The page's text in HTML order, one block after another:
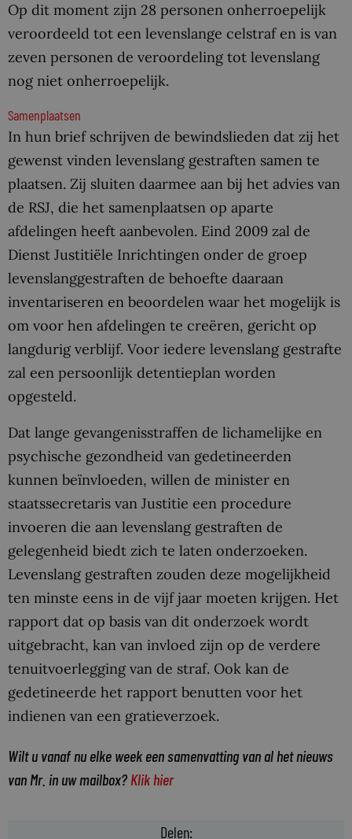
Op dit moment zijn 28 personen onherroepelijk
veroordeeld tot een levenslange celstraf en is van
zeven personen de veroordeling tot levenslang
nog niet onherroepelijk.
Samenplaatsen
In hun brief schrijven de bewindslieden dat zij het
gewenst vinden levenslang gestraften samen te
plaatsen. Zij sluiten daarmee aan bij het advies van
de RSJ, die het samenplaatsen op aparte
afdelingen heeft aanbevolen. Eind 2009 zal de
Dienst Justitiële Inrichtingen onder de groep
levenslanggestraften de behoefte daaraan
inventariseren en beoordelen waar het mogelijk is
om voor hen afdelingen te creëren, gericht op
langdurig verblijf. Voor iedere levenslang gestrafte
zal een persoonlijk detentieplan worden
opgesteld.
Dat lange gevangenisstraffen de lichamelijke en
psychische gezondheid van gedetineerden
kunnen beïnvloeden, willen de minister en
staatssecretaris van Justitie een procedure
invoeren die aan levenslang gestraften de
gelegenheid biedt zich te laten onderzoeken.
Levenslang gestraften zouden deze mogelijkheid
ten minste eens in de vijf jaar moeten krijgen. Het
rapport dat op basis van dit onderzoek wordt
uitgebracht, kan van invloed zijn op de verdere
tenuitvoerlegging van de straf. Ook kan de
gedetineerde het rapport benutten voor het
indienen van een gratieverzoek.
Wilt u vanaf nu elke week een samenvatting van al het nieuws
van Mr. in uw mailbox? Klik hier
Delen: